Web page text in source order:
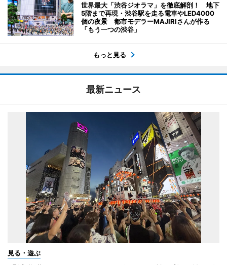
世界最大「渋谷ジオラマ」を徹底解剖！ 地下
5階まで再現・渋谷駅を走る電車やLED4000
個の夜景 都市モデラーMAJIRIさんが作る
「もう一つの渋谷」
もっと見る
最新ニュース
見る・遊ぶ